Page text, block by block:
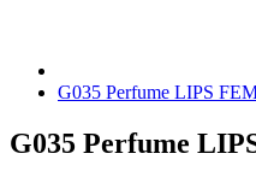
G035 Perfume LIPS
G035 Perfume